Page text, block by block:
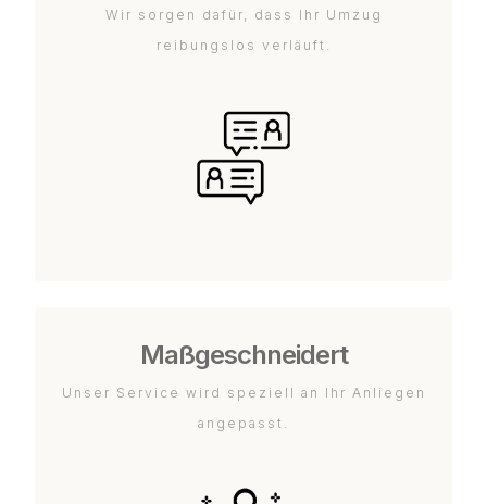
Wir sorgen dafür, dass Ihr Umzug
reibungslos verläuft.
Maßgeschneidert
Unser Service wird speziell an Ihr Anliegen
angepasst.